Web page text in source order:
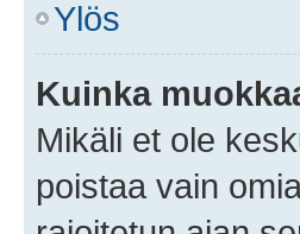
Ylös
Kuinka
Mikäli et ole
poistaa vain